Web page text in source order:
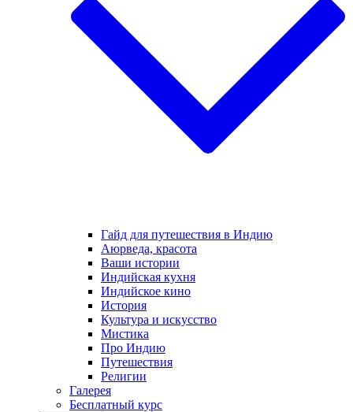
Гайд для путешествия в Индию
Аюрведа, красота
Ваши истории
Индийская кухня
Индийское кино
История
Культура и искусство
Мистика
Про Индию
Путешествия
Религии
Галерея
Бесплатный курс